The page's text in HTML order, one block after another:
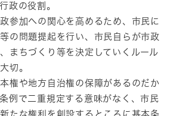
政の役割。
参加への関心を高めるため、市民に
の問題提起を行い、市民自らが市政
まちづくり等を決定していくルール
切。
権や地方自治権の保障があるのだか
例で二重規定する意味がなく、市民
たな権利を創設するところに基本条